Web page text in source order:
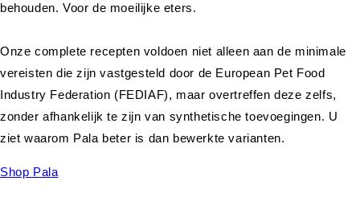
behouden. Voor de moeilijke eters.
Onze complete recepten voldoen niet alleen aan de minimale
vereisten die zijn vastgesteld door de European Pet Food
Industry Federation (FEDIAF), maar overtreffen deze zelfs,
zonder afhankelijk te zijn van synthetische toevoegingen. U
ziet waarom Pala beter is dan bewerkte varianten.
Shop Pala